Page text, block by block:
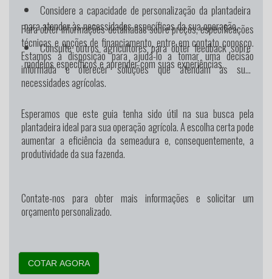
Considere a capacidade de personalização da plantadeira
para atender às necessidades específicas da sua operação.
Consulte outros agricultores para obter feedback sobre
modelos específicos e aprender com suas experiências.
Para obter informações detalhadas sobre preços, especificações
técnicas e opções de financiamento, entre em contato conosco.
Estamos à disposição para ajudá-lo a tomar uma decisão
informada e oferecer soluções que atendam às suas
necessidades agrícolas.
Esperamos que este guia tenha sido útil na sua busca pela
plantadeira ideal para sua operação agrícola. A escolha certa pode
aumentar a eficiência da semeadura e, consequentemente, a
produtividade da sua fazenda.
Contate-nos para obter mais informações e solicitar um
orçamento personalizado.
COTAR AGORA